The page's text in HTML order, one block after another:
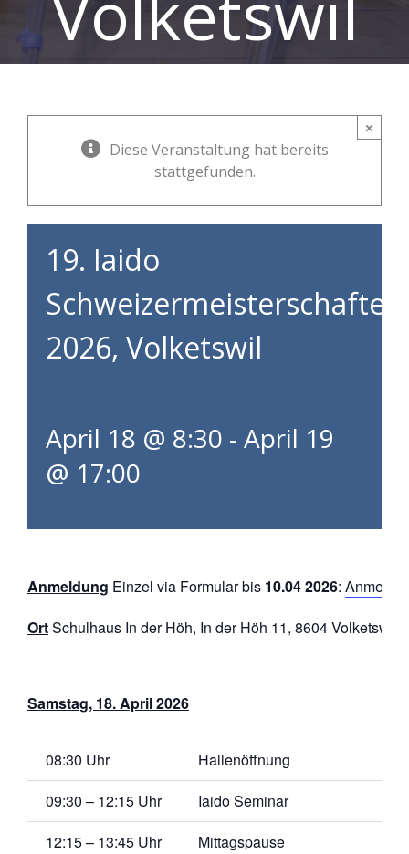
×
Diese Veranstaltung hat bereits
stattgefunden.
19. Iaido
2026, Volketswil
April 18 @ 8:30 - April 19
@ 17:00
Anmeldung Einzel via Formular bis 10.04 2026:
OrtSchulhaus In der Höh, In der Höh 11, 8604 Volketswil
Samstag, 18. April 2026
08:30 Uhr
Hallenöffnung
09:30 – 12:15 Uhr
Iaido Seminar
12:15 – 13:45 Uhr
Mittagspause